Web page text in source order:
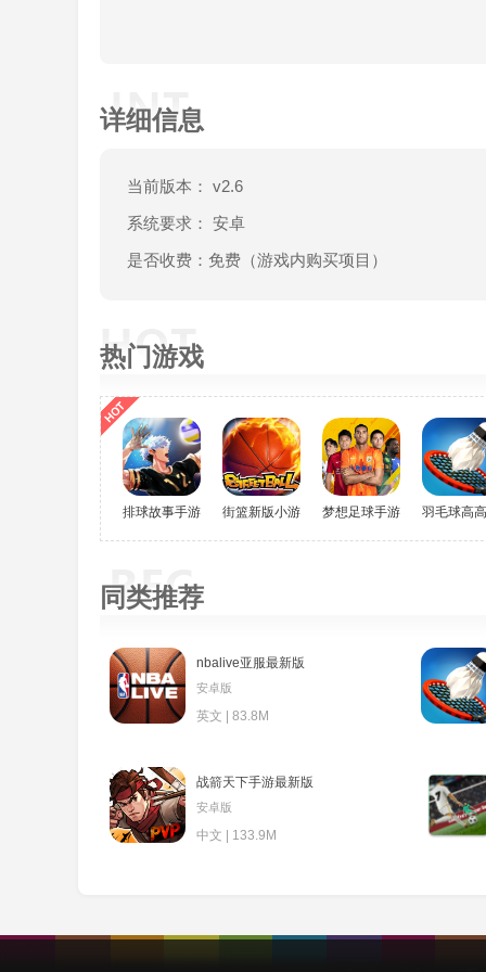
详细信息
当前版本： v2.6
系统要求： 安卓
是否收费：免费（游戏内购买项目）
热门游戏
排球故事手游(The Spike Volleyball battle)
街篮新版小游戏 梦想足球手游 羽毛球高
同类推荐
nbalive亚服最新版
安卓版
英文 | 83.8M
战箭天下手游最新版
安卓版
中文 | 133.9M